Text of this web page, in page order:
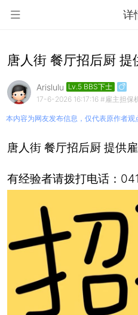
详
唐人街 餐厅招后厨
Arislulu Lv.5 BBS下士
17-6-2026 16:17:16 #雇主担保
本内容为网友发布信息，仅代表原作者观
唐人街 餐厅招后厨 提供
有经验者请拨打电话：